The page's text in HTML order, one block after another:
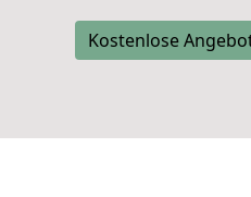
Kostenlose